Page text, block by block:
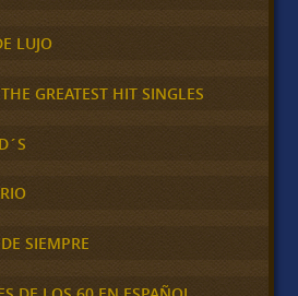
LUJO
GREATEST HIT SINGLES
SIEMPRE